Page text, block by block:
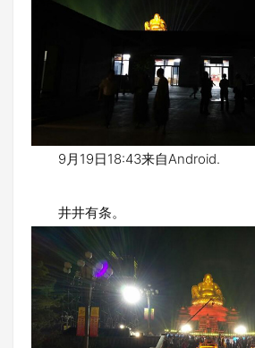
9月19日18:43来自Android.
井井有条。